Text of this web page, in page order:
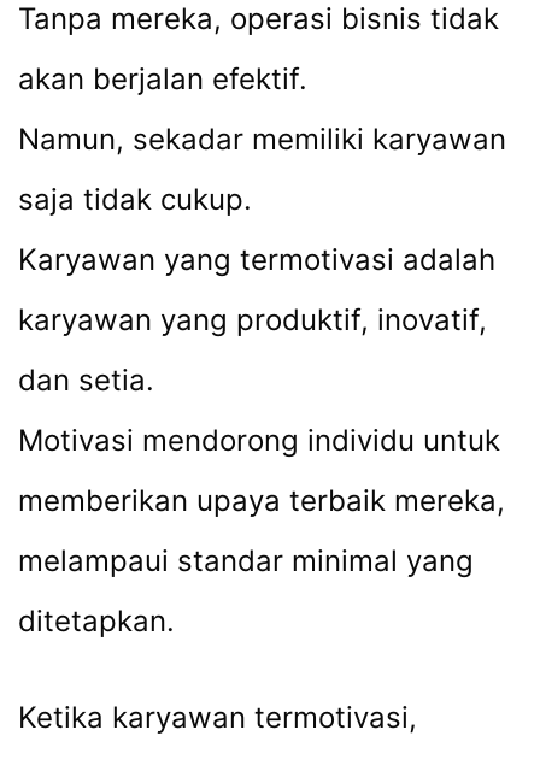
Tanpa mereka, operasi bisnis tidak
akan berjalan efektif.
Namun, sekadar memiliki karyawan
saja tidak cukup.
Karyawan yang termotivasi adalah
karyawan yang produktif, inovatif,
dan setia.
Motivasi mendorong individu untuk
memberikan upaya terbaik mereka,
melampaui standar minimal yang
ditetapkan.
Ketika karyawan termotivasi,